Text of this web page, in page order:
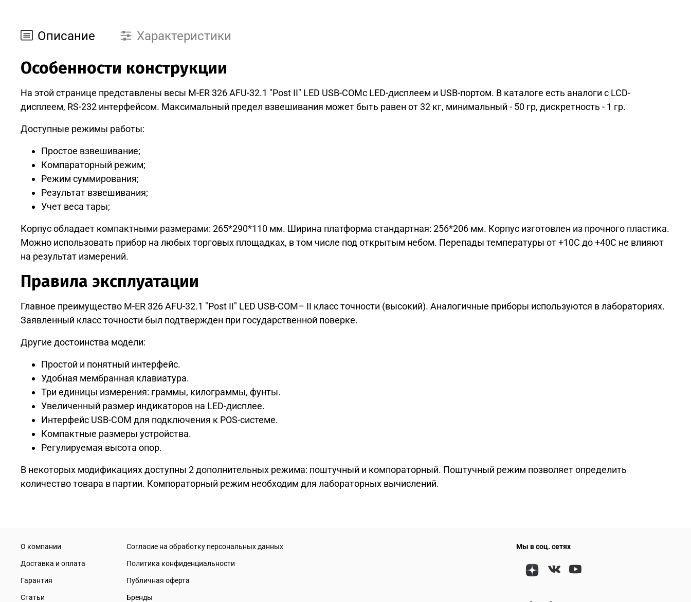
Описание Характеристики
Особенности конструкции
На этой странице представлены весы M-ER 326 AFU-32.1 "Post II" LED USB-COMс LED-дисплеем и USB-портом. В каталоге есть аналоги с LCD-
дисплеем, RS-232 интерфейсом. Максимальный предел взвешивания может быть равен от 32 кг, минимальный - 50 гр, дискретность - 1 гр.
Доступные режимы работы:
Простое взвешивание;
Компараторный режим;
Режим суммирования;
Результат взвешивания;
Учет веса тары;
Корпус обладает компактными размерами: 265*290*110 мм. Ширина платформа стандартная: 256*206 мм. Корпус изготовлен из прочного пластика.
Можно использовать прибор на любых торговых площадках, в том числе под открытым небом. Перепады температуры от +10С до +40С не влияют
на результат измерений.
Правила эксплуатации
Главное преимущество M-ER 326 AFU-32.1 "Post II" LED USB-COM– II класс точности (высокий). Аналогичные приборы используются в лабораториях.
Заявленный класс точности был подтвержден при государственной поверке.
Другие достоинства модели:
Простой и понятный интерфейс.
Удобная мембранная клавиатура.
Три единицы измерения: граммы, килограммы, фунты.
Увеличенный размер индикаторов на LED-дисплее.
Интерфейс USB-COM для подключения к POS-системе.
Компактные размеры устройства.
Регулируемая высота опор.
В некоторых модификациях доступны 2 дополнительных режима: поштучный и компораторный. Поштучный режим позволяет определить
количество товара в партии. Компораторный режим необходим для лабораторных вычислений.
О компании
Доставка и оплата
Гарантия
Статьи
Согласие на обработку персональных данных
Политика конфиденциальности
Публичная оферта
Бренды
Мы в соц. сетях